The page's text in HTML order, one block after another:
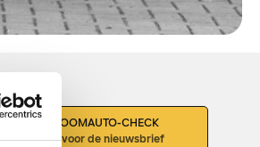
DOE DE DROOMAUTO-CHECK
Schrijf je in voor de nieuwsbrief